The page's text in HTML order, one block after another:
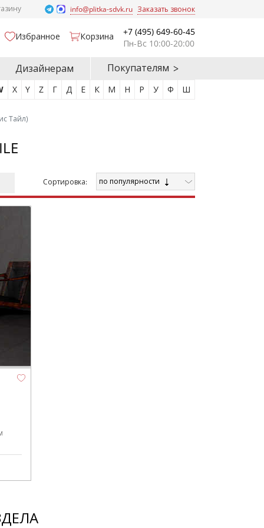
info@plitka-sdvk.ru Заказать звонок
Избранное Корзина
+7 (495) 649-60-45
Пн-Вс 10:00-20:00
Дизайнерам Покупателям
X Y Z Г Д Е К М Н Р У Ф Ш
Тайл)
Cортировка: по популярности